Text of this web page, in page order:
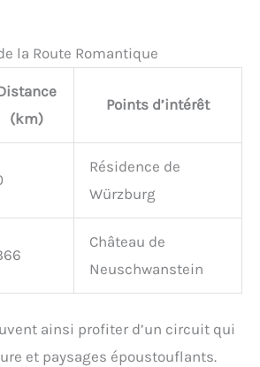
la Route Romantique
(km)
Points d’intérêt
Résidence de
Würzburg
Château de
Neuschwanstein
ainsi profiter d’un circuit qui
et paysages époustouflants.